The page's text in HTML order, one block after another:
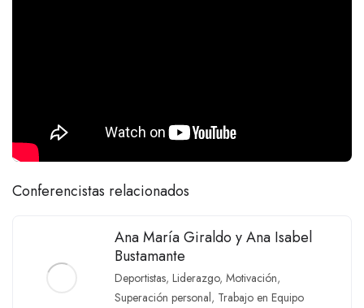
Conferencistas relacionados
Ana María Giraldo y Ana Isabel
Bustamante
Deportistas, Liderazgo, Motivación,
Superación personal, Trabajo en Equipo